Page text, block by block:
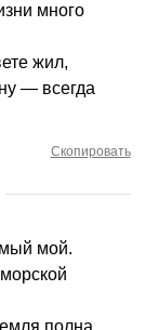
много
жил,
— всегда
Скопировать
мой.
полна,